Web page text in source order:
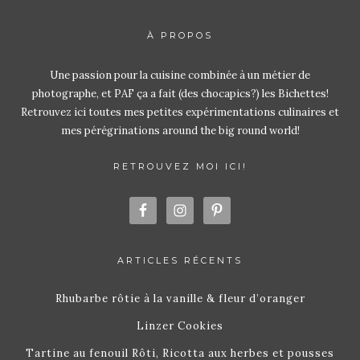
À PROPOS
Une passion pour la cuisine combinée à un métier de
photographe, et PAF ça a fait (des chocapics?) les Bichettes!
Retrouvez ici toutes mes petites expérimentations culinaires et
mes pérégrinations around the big round world!
RETROUVEZ MOI ICI!
ARTICLES RÉCENTS
Rhubarbe rôtie à la vanille & fleur d’oranger
Linzer Cookies
Tartine au fenouil Rôti, Ricotta aux herbes et pousses